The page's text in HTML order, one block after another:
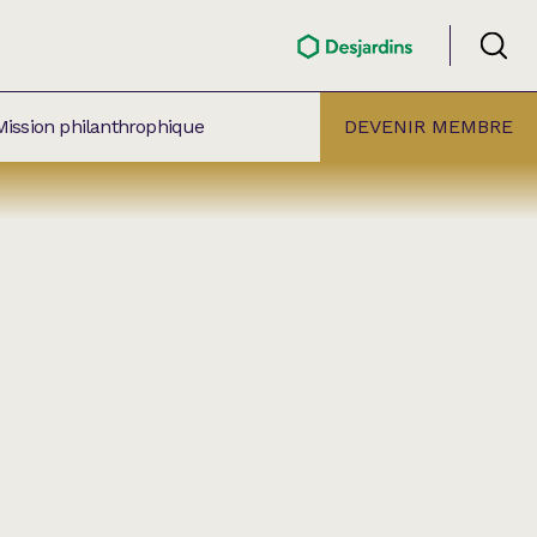
philanthrophique DEVENIR MEMBRE